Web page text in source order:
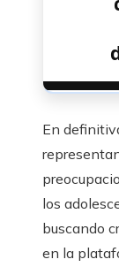
En
los
buscando
en la